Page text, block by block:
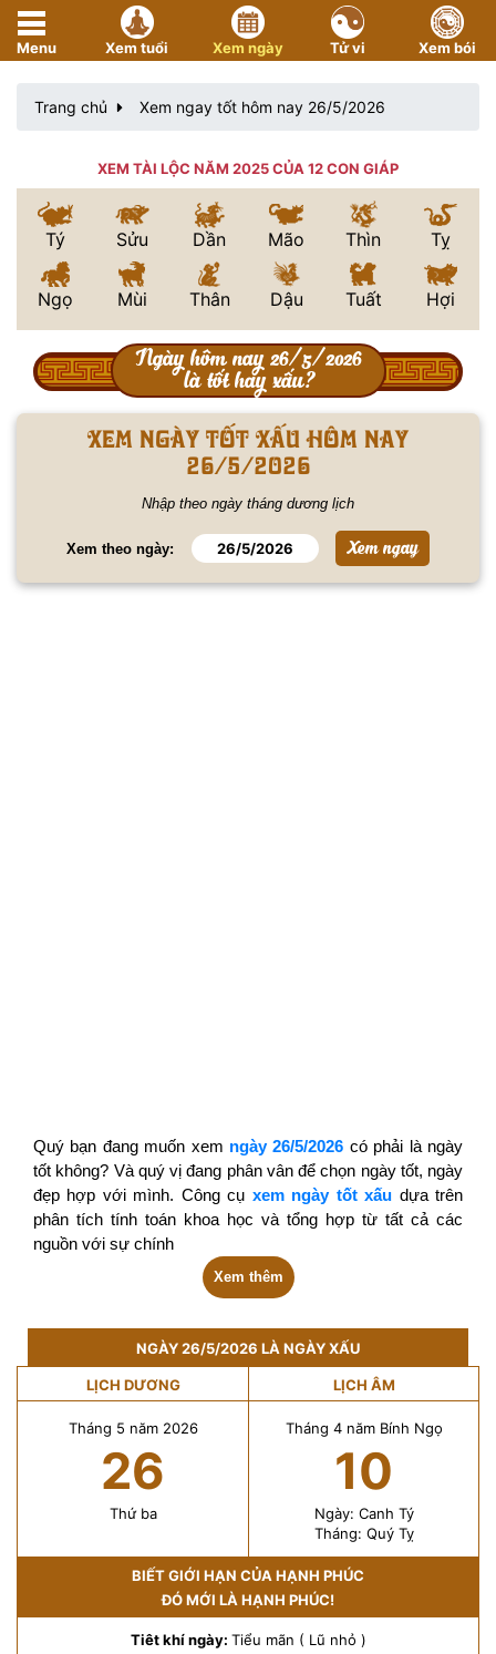
Menu Xem tuổi Xem ngày Tử vi Xem bói
Trang chủ Xem ngay tốt hôm nay 26/5/2026
XEM TÀI LỘC NĂM 2025 CỦA 12 CON GIÁP
Tý Sửu Dần Mão Thìn Tỵ
Ngọ Mùi Thân Dậu Tuất Hợi
Ngày hôm nay 26/5/2026
là tốt hay xấu?
Xem ngày tốt xấu hôm nay
26/5/2026
Nhập theo ngày tháng dương lịch
Xem theo ngày:
Quý bạn đang muốn xem ngày 26/5/2026 có phải là ngày
tốt không? Và quý vị đang phân vân để chọn ngày tốt, ngày
đẹp hợp với mình. Công cụ xem ngày tốt xấu dựa trên
phân tích tính toán khoa học và tổng hợp từ tất cả các
nguồn với sự chính
Xem thêm
NGÀY 26/5/2026 LÀ NGÀY XẤU
LỊCH DƯƠNG LỊCH ÂM
Tháng 5 năm 2026
26
Thứ ba
Tháng 4 năm Bính Ngọ
10
Ngày: Canh Tý
Tháng: Quý Tỵ
BIẾT GIỚI HẠN CỦA HẠNH PHÚC
ĐÓ MỚI LÀ HẠNH PHÚC!
Tiêt khí ngày: Tiểu mãn ( Lũ nhỏ )